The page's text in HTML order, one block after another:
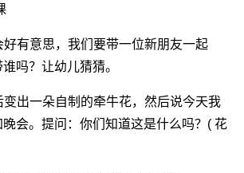
有意思，我们要带一位新朋友一起
吗？让幼儿猜猜。
一朵自制的牵牛花，然后说今天我
会。提问：你们知道这是什么吗？( 花